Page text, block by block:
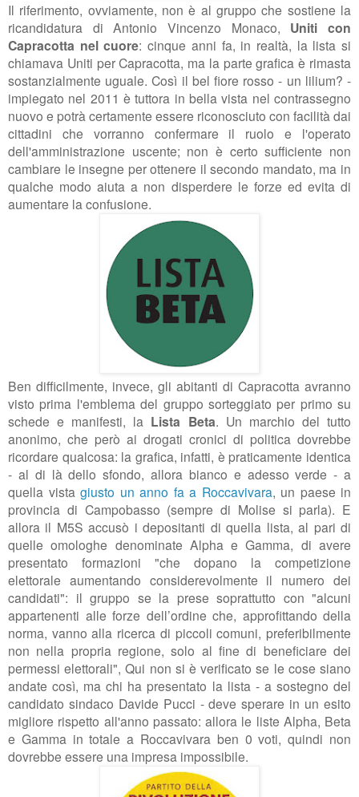
Il riferimento, ovviamente, non è al gruppo che sostiene la
ricandidatura di Antonio Vincenzo Monaco, Uniti con
Capracotta nel cuore: cinque anni fa, in realtà, la lista si
chiamava Uniti per Capracotta, ma la parte grafica è rimasta
sostanzialmente uguale. Così il bel fiore rosso - un lilium? -
impiegato nel 2011 è tuttora in bella vista nel contrassegno
nuovo e potrà certamente essere riconosciuto con facilità dai
cittadini che vorranno confermare il ruolo e l'operato
dell'amministrazione uscente; non è certo sufficiente non
cambiare le insegne per ottenere il secondo mandato, ma in
qualche modo aiuta a non disperdere le forze ed evita di
aumentare la confusione.
Ben difficilmente, invece, gli abitanti di Capracotta avranno
visto prima l'emblema del gruppo sorteggiato per primo su
schede e manifesti, la Lista Beta. Un marchio del tutto
anonimo, che però ai drogati cronici di politica dovrebbe
ricordare qualcosa: la grafica, infatti, è praticamente identica
- al di là dello sfondo, allora bianco e adesso verde - a
quella vista giusto un anno fa a Roccavivara, un paese in
provincia di Campobasso (sempre di Molise si parla). E
allora il M5S accusò i depositanti di quella lista, al pari di
quelle omologhe denominate Alpha e Gamma, di avere
presentato formazioni "che dopano la competizione
elettorale aumentando considerevolmente il numero dei
candidati": il gruppo se la prese soprattutto con "alcuni
appartenenti alle forze dell’ordine che, approfittando della
norma, vanno alla ricerca di piccoli comuni, preferibilmente
non nella propria regione, solo al fine di beneficiare dei
permessi elettorali", Qui non si è verificato se le cose siano
andate così, ma chi ha presentato la lista - a sostegno del
candidato sindaco Davide Pucci - deve sperare in un esito
migliore rispetto all'anno passato: allora le liste Alpha, Beta
e Gamma in totale a Roccavivara ben 0 voti, quindi non
dovrebbe essere una impresa impossibile.